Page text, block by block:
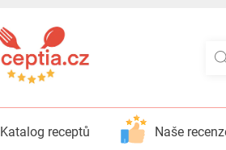
Katalog receptů Naše